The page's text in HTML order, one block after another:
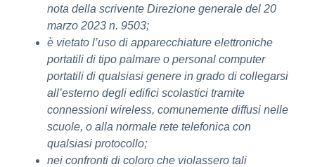
nota della scrivente Direzione generale del 20
marzo 2023 n. 9503;
è vietato l’uso di apparecchiature elettroniche
portatili di tipo palmare o personal computer
portatili di qualsiasi genere in grado di collegarsi
all’esterno degli edifici scolastici tramite
connessioni wireless, comunemente diffusi nelle
scuole, o alla normale rete telefonica con
qualsiasi protocollo;
nei confronti di coloro che violassero tali